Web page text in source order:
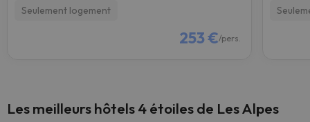
Seulement logement
253 €/pers.
Les meilleurs hôtels 4 étoiles de Les Alpes